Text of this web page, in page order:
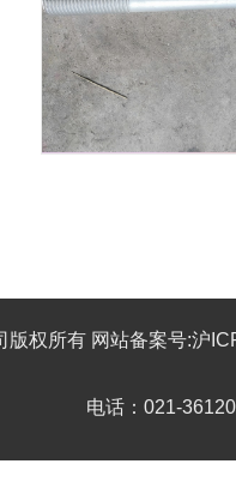
权所有 网站备案号:沪
电话：021-